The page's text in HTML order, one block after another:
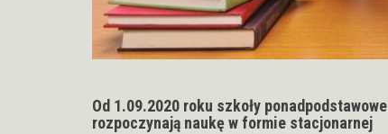
Od 1.09.2020 roku szkoły
rozpoczynają naukę w formie stacjonarnej